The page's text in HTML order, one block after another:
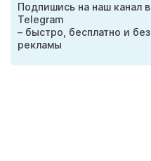
Подпишись на наш канал в
Telegram
– быстро, бесплатно и без
рекламы